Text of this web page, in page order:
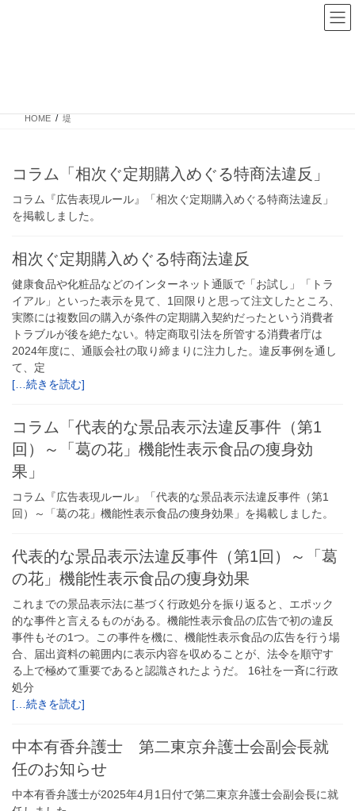
HOME 堤
コラム「相次ぐ定期購入めぐる特商法違反」
コラム『広告表現ルール』「相次ぐ定期購入めぐる特商法違反」
を掲載しました。
相次ぐ定期購入めぐる特商法違反
健康食品や化粧品などのインターネット通販で「お試し」「トラ
イアル」といった表示を見て、1回限りと思って注文したところ、
実際には複数回の購入が条件の定期購入契約だったという消費者
トラブルが後を絶たない。特定商取引法を所管する消費者庁は
2024年度に、通販会社の取り締まりに注力した。違反事例を通し
て、定
[…続きを読む]
コラム「代表的な景品表示法違反事件（第1
回）～「葛の花」機能性表示食品の痩身効
果」
コラム『広告表現ルール』「代表的な景品表示法違反事件（第1
回）～「葛の花」機能性表示食品の痩身効果」を掲載しました。
代表的な景品表示法違反事件（第1回）～「葛
の花」機能性表示食品の痩身効果
これまでの景品表示法に基づく行政処分を振り返ると、エポック
的な事件と言えるものがある。機能性表示食品の広告で初の違反
事件もその1つ。この事件を機に、機能性表示食品の広告を行う場
合、届出資料の範囲内に表示内容を収めることが、法令を順守す
る上で極めて重要であると認識されたようだ。 16社を一斉に行政
処分
[…続きを読む]
中本有香弁護士 第二東京弁護士会副会長就
任のお知らせ
中本有香弁護士が2025年4月1日付で第二東京弁護士会副会長に就